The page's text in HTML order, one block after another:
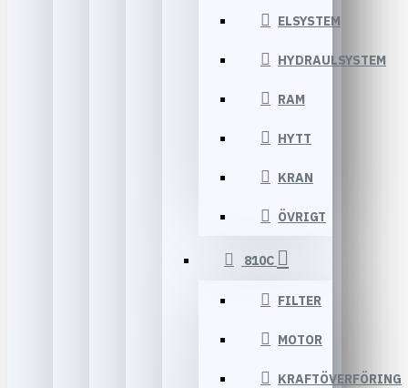
ELSYSTEM
HYDRAULSYSTEM
RAM
HYTT
KRAN
ÖVRIGT
810C
FILTER
MOTOR
KRAFTÖVERFÖRING